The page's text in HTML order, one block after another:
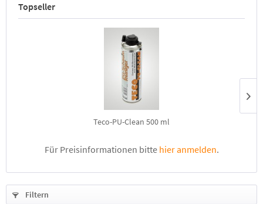
Topseller
Teco-PU-Clean 500 ml
Für Preisinformationen bitte hier anmelden.
Filtern